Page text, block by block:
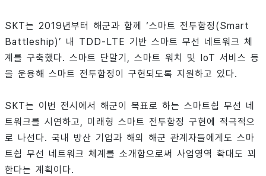
SKT는 2019년부터 해군과 함께 ‘스마트 전투함정(Smart
Battleship)’ 내 TDD-LTE 기반 스마트 무선 네트워크 체
계를 구축했다. 스마트 단말기, 스마트 워치 및 IoT 서비스 등
을 운용해 스마트 전투함정이 구현되도록 지원하고 있다.
SKT는 이번 전시에서 해군이 목표로 하는 스마트쉽 무선 네
트워크를 시연하고, 미래형 스마트 전투함정 구현에 적극적으
로 나선다. 국내 방산 기업과 해외 해군 관계자들에게도 스마
트쉽 무선 네트워크 체계를 소개함으로써 사업영역 확대도 꾀
한다는 계획이다.